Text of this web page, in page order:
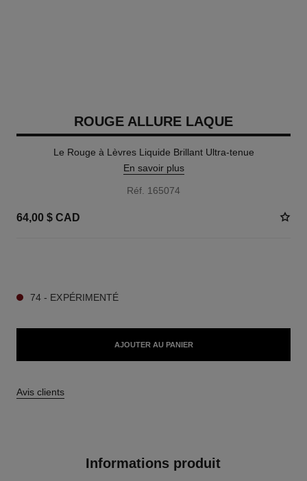
ROUGE ALLURE LAQUE
Le Rouge à Lèvres Liquide Brillant Ultra-tenue
En savoir plus
Réf. 165074
64,00 $ CAD
74 - EXPÉRIMENTÉ
AJOUTER AU PANIER
Avis clients
Informations produit